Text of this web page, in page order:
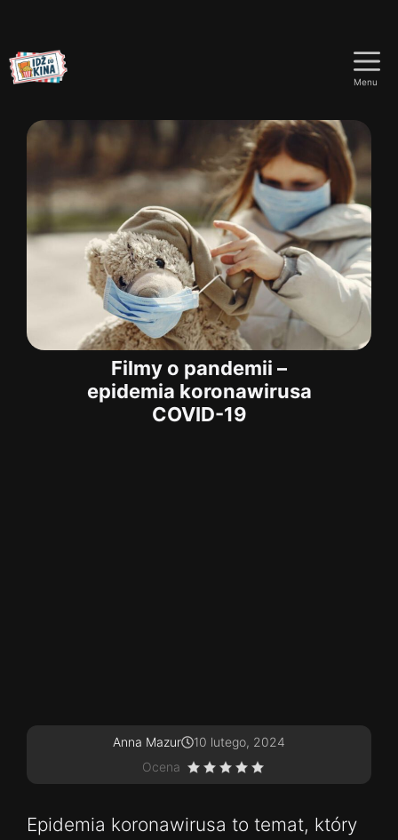
do
treści
Menu
Filmy o pandemii –
epidemia koronawirusa
COVID-19
Anna Mazur
10 lutego, 2024
Ocena
Epidemia koronawirusa to temat, który